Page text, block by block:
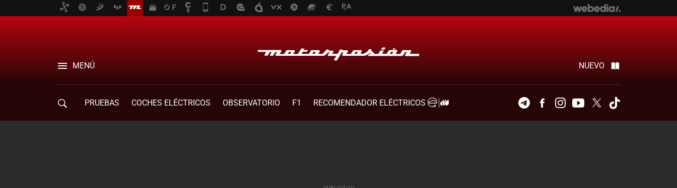
MENÚ NUEVO
PRUEBAS COCHES ELÉCTRICOS OBSERVATORIO F1
RECOMENDADOR ELÉCTRICOS
TelegramFacebookInstagramYoutubeTwitter